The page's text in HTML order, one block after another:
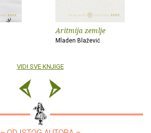
Aritmija zemlje
Mladen Blažević
VIDI SVE KNJIGE